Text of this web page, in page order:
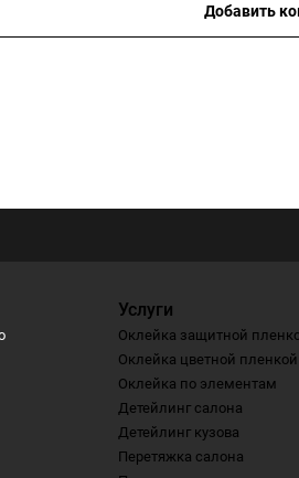
Добавить
Услуги
Оклейка защитной
Оклейка цветной пленкой
Оклейка по элементам
Детейлинг салона
Детейлинг кузова
Перетяжка салона